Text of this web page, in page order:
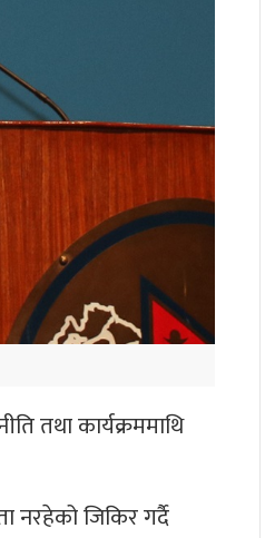
तथा कार्यक्रममाथि
नरहेको जिकिर गर्दै